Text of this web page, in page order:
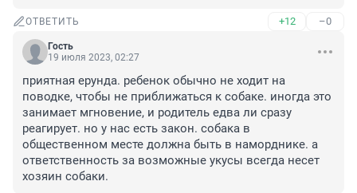
ОТВЕТИТЬ +12 –0
Гость
19 июля 2023, 02:27
приятная ерунда. ребенок обычно не ходит на
поводке, чтобы не приближаться к собаке. иногда это
занимает мгновение, и родитель едва ли сразу
реагирует. но у нас есть закон. собака в
общественном месте должна быть в наморднике. а
ответственность за возможные укусы всегда несет
хозяин собаки.